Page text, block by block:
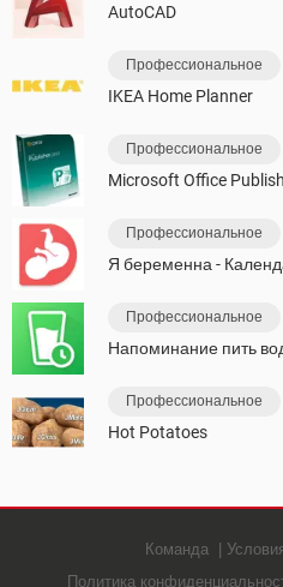
AutoCAD
Профессиональное
IKEA Home Planner
Профессиональное
Microsoft Office
Профессиональное
Я беременна -
Профессиональное
Напоминание пить
Профессиональное
Hot Potatoes
Команда
Политика